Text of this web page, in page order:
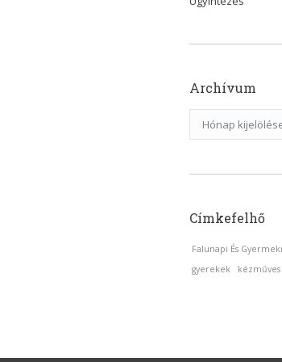
Archívum
Archívum
Címkefelhő
Falunapi És
gyerekek
kézműves